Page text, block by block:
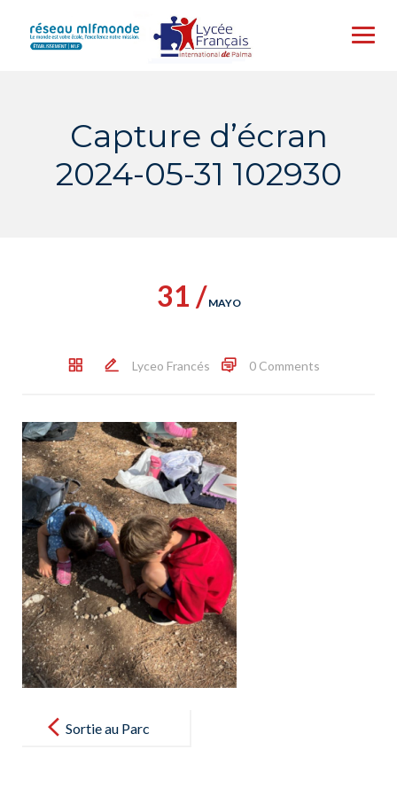
content
Capture d’écran
2024-05-31 102930
31 / MAYO
Lyceo Francés 0 Comments
navigationSortie au Parc